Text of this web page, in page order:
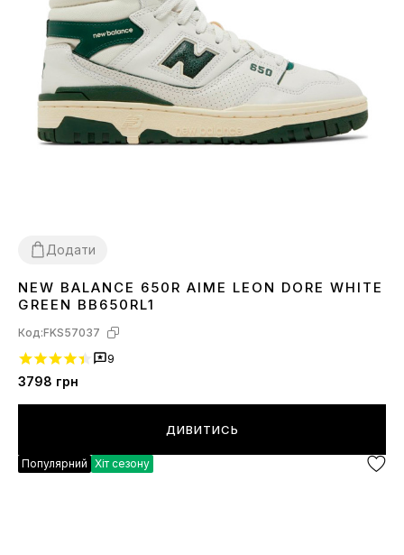
Додати
4042 4345
NEW BALANCE 650R AIME LEON DORE WHITE
GREEN BB650RL1
Код:FKS57037
9
3798 грн
ДИВИТИСЬ
Популярний Хіт сезону